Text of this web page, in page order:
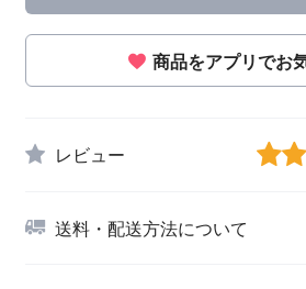
商品をアプリでお
レビュー
送料・配送方法について